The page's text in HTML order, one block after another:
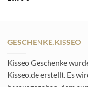
GESCHENKE.KISSEO
Kisseo Geschenke
Kisseo.de erstellt. Es